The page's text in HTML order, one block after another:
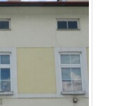
Aby naše
stránky
při vaší
nejlépe.
Pokud tyto
cookies
odmítnete,